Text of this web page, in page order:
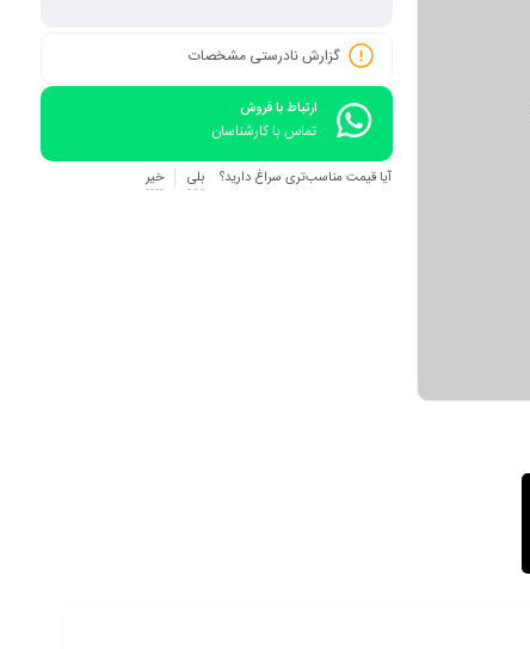
گزارش نادرستی مشخصات
ارتباط با فروش
تماس با کارشناسان
آیا قیمت مناسب‌تری سراغ دارید؟ بلی خیر